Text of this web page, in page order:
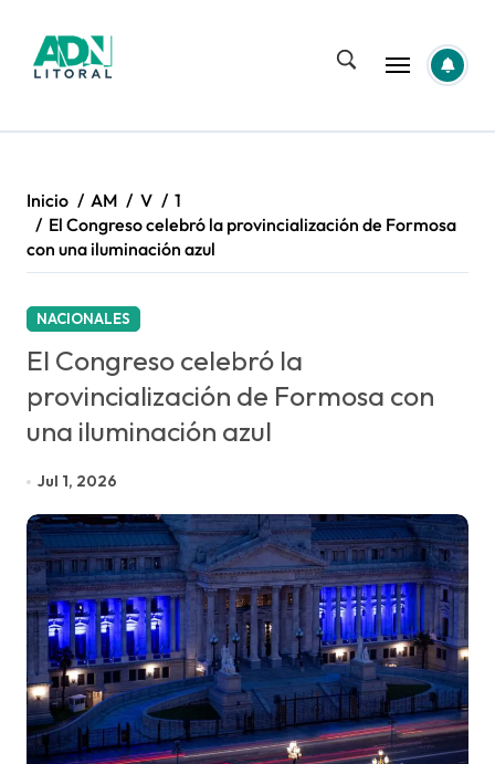
contenido
Inicio AM V
1
El Congreso celebró la provincialización de Formosa
con una iluminación azul
NACIONALES
El Congreso celebró la
provincialización de Formosa con
una iluminación azul
Jul 1, 2026